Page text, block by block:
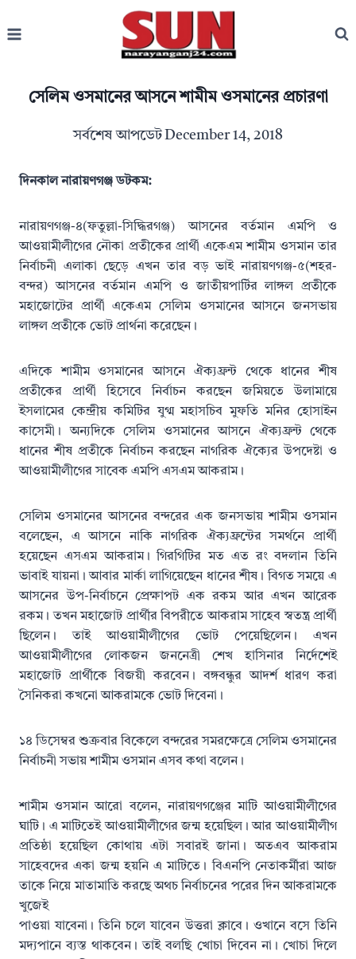
to
সেলিম ওসমানের আসনে শামীম ওসমানের প্রচারণা
সর্বশেষ আপডেটDecember 14, 2018
দিনকাল নারায়ণগঞ্জ ডটকম:
নারায়ণগঞ্জ-৪(ফতুল্লা-সিদ্ধিরগঞ্জ) আসনের বর্তমান এমপি ও
আওয়ামীলীগের নৌকা প্রতীকের প্রার্থী একেএম শামীম ওসমান তার
নির্বাচনী এলাকা ছেড়ে এখন তার বড় ভাই নারায়ণগঞ্জ-৫(শহর-
বন্দর) আসনের বর্তমান এমপি ও জাতীয়পার্টির লাঙ্গল প্রতীকে
মহাজোটের প্রার্থী একেএম সেলিম ওসমানের আসনে জনসভায়
লাঙ্গল প্রতীকে ভোট প্রার্থনা করেছেন।
এদিকে শামীম ওসমানের আসনে ঐক্যফ্রন্ট থেকে ধানের শীষ
প্রতীকের প্রার্থী হিসেবে নির্বাচন করছেন জমিয়তে উলামায়ে
ইসলামের কেন্দ্রীয় কমিটির যুগ্ম মহাসচিব মুফতি মনির হোসাইন
কাসেমী। অন্যদিকে সেলিম ওসমানের আসনে ঐক্যফ্রন্ট থেকে
ধানের শীষ প্রতীকে নির্বাচন করছেন নাগরিক ঐক্যের উপদেষ্টা ও
আওয়ামীলীগের সাবেক এমপি এসএম আকরাম।
সেলিম ওসমানের আসনের বন্দরের এক জনসভায় শামীম ওসমান
বলেছেন, এ আসনে নাকি নাগরিক ঐক্যফ্রন্টের সমর্থনে প্রার্থী
হয়েছেন এসএম আকরাম। গিরগিটির মত এত রং বদলান তিনি
ভাবাই যায়না। আবার মার্কা লাগিয়েছেন ধানের শীষ। বিগত সময়ে এ
আসনের উপ-নির্বাচনে প্রেক্ষাপট এক রকম আর এখন আরেক
রকম। তখন মহাজোট প্রার্থীর বিপরীতে আকরাম সাহেব স্বতন্ত্র প্রার্থী
ছিলেন। তাই আওয়ামীলীগের ভোট পেয়েছিলেন। এখন
আওয়ামীলীগের লোকজন জননেত্রী শেখ হাসিনার নির্দেশেই
মহাজোট প্রার্থীকে বিজয়ী করবেন। বঙ্গবন্ধুর আদর্শ ধারণ করা
সৈনিকরা কখনো আকরামকে ভোট দিবেনা।
১৪ ডিসেম্বর শুক্রবার বিকেলে বন্দরের সমরক্ষেত্রে সেলিম ওসমানের
নির্বাচনী সভায় শামীম ওসমান এসব কথা বলেন।
শামীম ওসমান আরো বলেন, নারায়ণগঞ্জের মাটি আওয়ামীলীগের
ঘাটি। এ মাটিতেই আওয়ামীলীগের জন্ম হয়েছিল। আর আওয়ামীলীগ
প্রতিষ্ঠা হয়েছিল কোথায় এটা সবারই জানা। অতএব আকরাম
সাহেবদের একা জন্ম হয়নি এ মাটিতে। বিএনপি নেতাকর্মীরা আজ
তাকে নিয়ে মাতামাতি করছে অথচ নির্বাচনের পরের দিন আকরামকে
খুজেই
পাওয়া যাবেনা। তিনি চলে যাবেন উত্তরা ক্লাবে। ওখানে বসে তিনি
মদ্যপানে ব্যস্ত থাকবেন। তাই বলছি খোচা দিবেন না। খোচা দিলে